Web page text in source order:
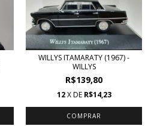
WILLYS ITAMARATY (1967) -
WILLYS
R$139,80
12 X DE R$14,23